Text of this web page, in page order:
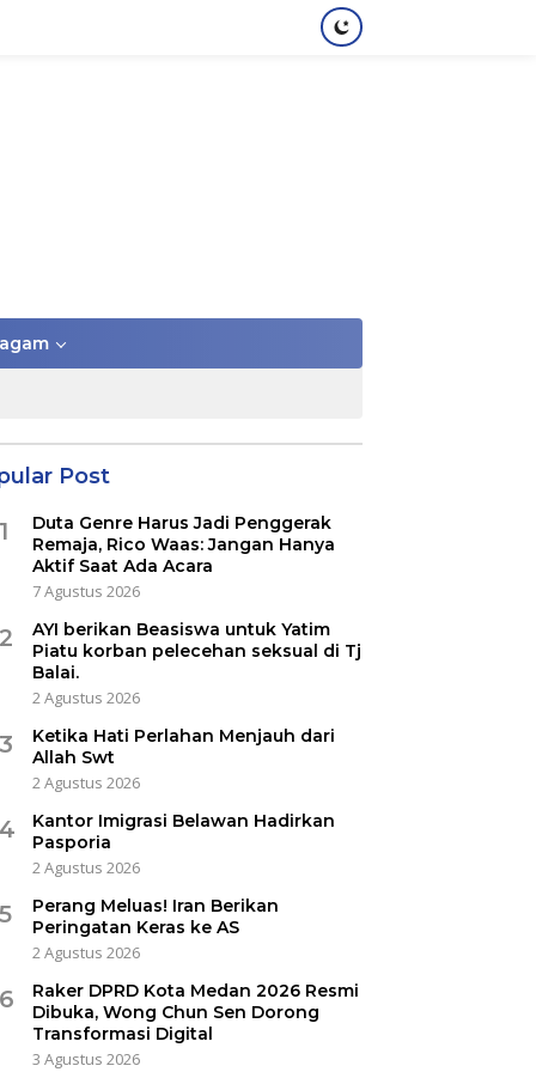
Post
Duta Genre Harus Jadi Penggerak
Remaja, Rico Waas: Jangan Hanya
Aktif Saat Ada Acara
7 Agustus 2026
AYI berikan Beasiswa untuk Yatim
Piatu korban pelecehan seksual di Tj
Balai.
2 Agustus 2026
Ketika Hati Perlahan Menjauh dari
Allah Swt
2 Agustus 2026
Kantor Imigrasi Belawan Hadirkan
Pasporia
2 Agustus 2026
Perang Meluas! Iran Berikan
Peringatan Keras ke AS
2 Agustus 2026
Raker DPRD Kota Medan 2026 Resmi
Dibuka, Wong Chun Sen Dorong
Transformasi Digital
3 Agustus 2026